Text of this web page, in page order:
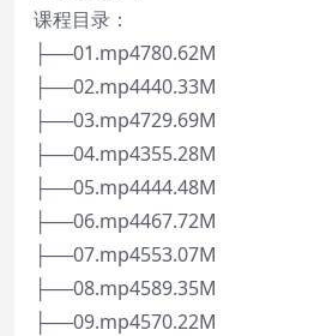
课程目录：
├──01.mp4780.62M
├──02.mp4440.33M
├──03.mp4729.69M
├──04.mp4355.28M
├──05.mp4444.48M
├──06.mp4467.72M
├──07.mp4553.07M
├──08.mp4589.35M
├──09.mp4570.22M